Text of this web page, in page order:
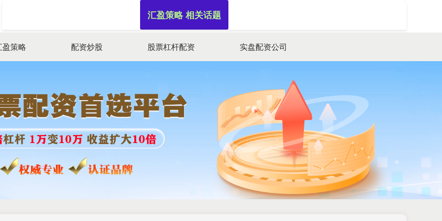
盈策略 配资炒股 股票杠杆配资 实盘配资公司
汇盈策略 相关话题